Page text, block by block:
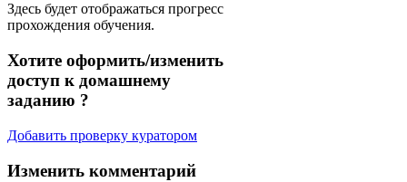
Здесь будет отображаться прогресс
прохождения обучения.
Хотите оформить/изменить
доступ к домашнему
заданию ?
Добавить проверку куратором
Изменить комментарий